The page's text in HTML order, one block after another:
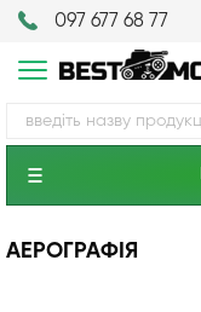
097 677 68 77
АЕРОГРАФІЯ